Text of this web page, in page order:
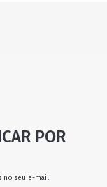
POR
no seu e-mail